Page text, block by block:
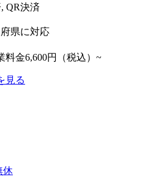
QR決済
県に対応
料金6,600円（税込）~
見る
休